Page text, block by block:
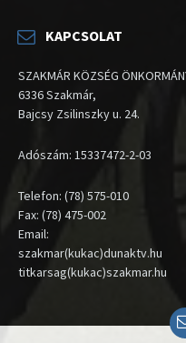
KAPCSOLAT
SZAKMÁR KÖZSÉG
6336 Szakmár,
Bajcsy Zsilinszky u. 24.
Adószám: 15337472-2-03
Telefon: (78) 575-010
Fax: (78) 475-002
Email:
szakmar(kukac)dunaktv.hu
titkarsag(kukac)szakmar.hu